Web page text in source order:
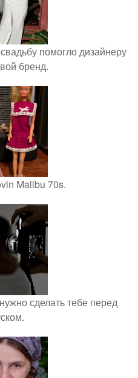
помогло дизайнеру
бренд.
Malibu 70s.
сделать тебе перед